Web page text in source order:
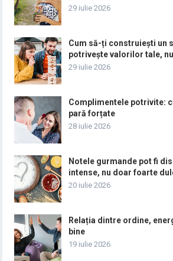
29 iulie 2026
Cum să-ți construiești un
potrivește valorilor tale,
29 iulie 2026
Complimentele potrivite:
pară forțate
28 iulie 2026
Notele gurmande pot fi
intense, nu doar foarte
20 iulie 2026
Relația dintre ordine,
bine
19 iulie 2026